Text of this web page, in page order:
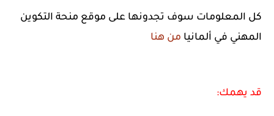
كل المعلومات سوف تجدونها على موقع منحة التكوين
المهني في ألمانيا من هنا
قد يهمك: